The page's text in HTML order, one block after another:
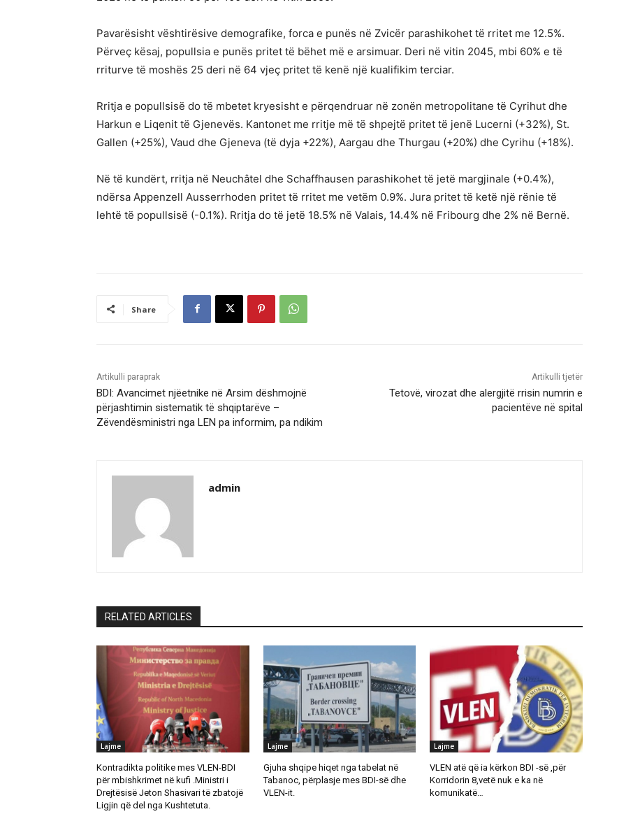
Pavarësisht vështirësive demografike, forca e punës në Zvicër parashikohet të rritet me 12.5%.
Përveç kësaj, popullsia e punës pritet të bëhet më e arsimuar. Deri në vitin 2045, mbi 60% e të
rriturve të moshës 25 deri në 64 vjeç pritet të kenë një kualifikim terciar.
Rritja e popullsisë do të mbetet kryesisht e përqendruar në zonën metropolitane të Cyrihut dhe
Harkun e Liqenit të Gjenevës. Kantonet me rritje më të shpejtë pritet të jenë Lucerni (+32%), St.
Gallen (+25%), Vaud dhe Gjeneva (të dyja +22%), Aargau dhe Thurgau (+20%) dhe Cyrihu (+18%).
Në të kundërt, rritja në Neuchâtel dhe Schaffhausen parashikohet të jetë margjinale (+0.4%),
ndërsa Appenzell Ausserrhoden pritet të rritet me vetëm 0.9%. Jura pritet të ketë një rënie të
lehtë të popullsisë (-0.1%). Rritja do të jetë 18.5% në Valais, 14.4% në Fribourg dhe 2% në Bernë.
Share
Artikulli paraprak
BDI: Avancimet njëetnike në Arsim dëshmojnë
përjashtimin sistematik të shqiptarëve –
Zëvendësministri nga LEN pa informim, pa ndikim
Artikulli tjetër
Tetovë, virozat dhe alergjitë rrisin numrin e
pacientëve në spital
admin
RELATED ARTICLES
Lajme
Kontradikta politike mes VLEN-BDI
për mbishkrimet në kufi .Ministri i
Drejtësisë Jeton Shasivari të zbatojë
Ligjin që del nga Kushtetuta.
Lajme
Gjuha shqipe hiqet nga tabelat në
Tabanoc, përplasje mes BDI-së dhe
VLEN-it.
Lajme
VLEN atë që ia kërkon BDI -së ,për
Korridorin 8,vetë nuk e ka në
komunikatë…